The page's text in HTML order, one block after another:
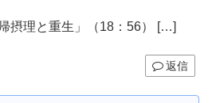
摂理と重生」（18：56） […]
返信